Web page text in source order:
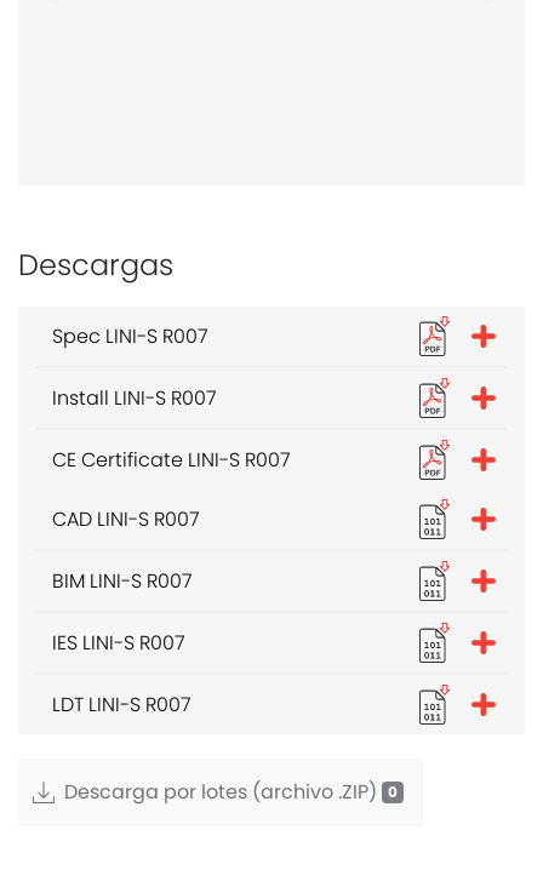
Descargas
Spec LINI-S R007
Install LINI-S R007
CE Certificate LINI-S R007
CAD LINI-S R007
BIM LINI-S R007
IES LINI-S R007
LDT LINI-S R007
Descarga por lotes (archivo .ZIP)